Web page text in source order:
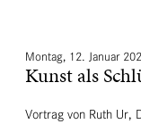
Montag, 12. Januar
Kunst als
Vortrag von Ruth Ur,